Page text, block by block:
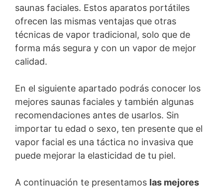
saunas faciales. Estos aparatos portátiles
ofrecen las mismas ventajas que otras
técnicas de vapor tradicional, solo que de
forma más segura y con un vapor de mejor
calidad.
En el siguiente apartado podrás conocer los
mejores saunas faciales y también algunas
recomendaciones antes de usarlos. Sin
importar tu edad o sexo, ten presente que el
vapor facial es una táctica no invasiva que
puede mejorar la elasticidad de tu piel.
A continuación te presentamos las mejores